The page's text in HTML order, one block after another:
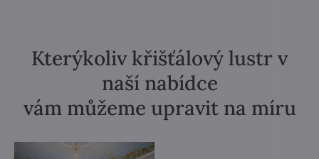
Kterýkoliv křišťálový lustr v
naší nabídce
vám můžeme upravit na míru